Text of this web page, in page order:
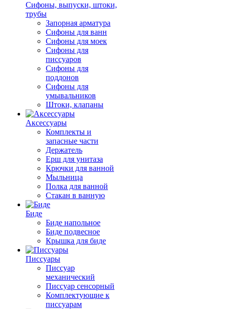
Сифоны, выпуски, штоки,
трубы
Запорная арматура
Сифоны для ванн
Сифоны для моек
Сифоны для
писсуаров
Сифоны для
поддонов
Сифоны для
умывальников
Штоки, клапаны
Аксессуары
Комплекты и
запасные части
Держатель
Ерш для унитаза
Крючки для ванной
Мыльница
Полка для ванной
Стакан в ванную
Биде
Биде напольное
Биде подвесное
Крышка для биде
Писсуары
Писсуар
механический
Писсуар сенсорный
Комплектующие к
писсуарам